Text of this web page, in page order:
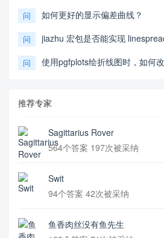
问 如何更好的显示偏差曲线？
问 jiazhu 宏包是否能实现
问 使用pgfplots绘折线图时，如何
推荐专家
Sagittarius Rover
564个答案 197次被采纳
Swit
94个答案 42次被采纳
鱼香肉丝没有鱼先生